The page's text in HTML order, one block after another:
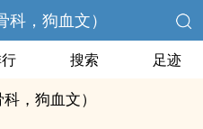
，狗血文）
搜索 足迹
，狗血文）